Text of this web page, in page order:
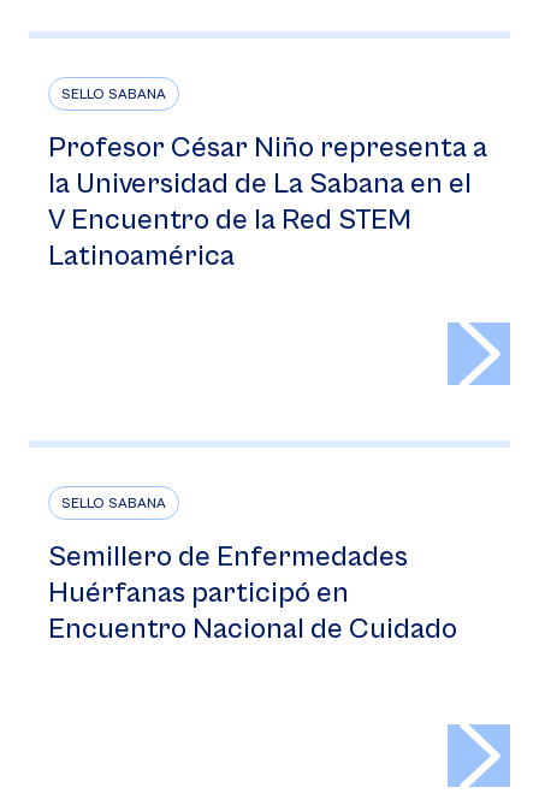
SELLO SABANA
Profesor César Niño representa a
la Universidad de La Sabana en el
V Encuentro de la Red STEM
Latinoamérica
SELLO SABANA
Semillero de Enfermedades
Huérfanas participó en
Encuentro Nacional de Cuidado